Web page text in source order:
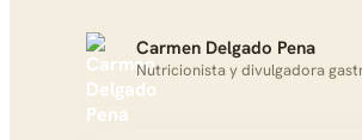
Carmen Delgado Pena
Nutricionista y divulgadora